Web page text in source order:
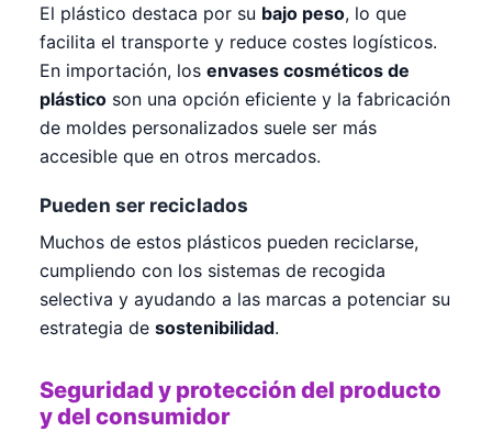
El plástico destaca por su bajo peso, lo que
facilita el transporte y reduce costes logísticos.
En importación, los envases cosméticos de
plástico son una opción eficiente y la fabricación
de moldes personalizados suele ser más
accesible que en otros mercados.
Pueden ser reciclados
Muchos de estos plásticos pueden reciclarse,
cumpliendo con los sistemas de recogida
selectiva y ayudando a las marcas a potenciar su
estrategia de sostenibilidad.
Seguridad y protección del producto
y del consumidor